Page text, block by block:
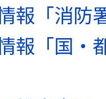
報「消防
報「国・